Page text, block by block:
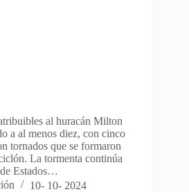
al huracán Milton
a al menos diez, con cinco
tornados que se formaron
La tormenta continúa
de Estados…
10- 10- 2024